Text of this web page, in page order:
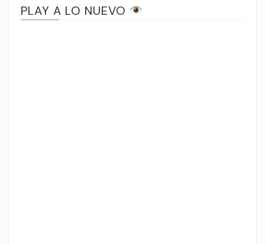
PLAY A LO NUEVO